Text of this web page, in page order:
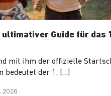
ultimativer Guide für das
mit ihm der offizielle
bedeutet der 1. […]